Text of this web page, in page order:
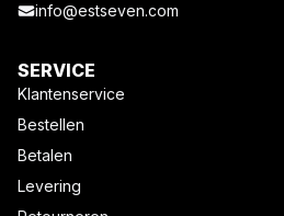
info@estseven.com
SERVICE
Klantenservice
Bestellen
Betalen
Levering